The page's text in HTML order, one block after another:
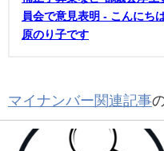
員会で意見表明 - こんにち
原のり子です
マイナンバー関連記事